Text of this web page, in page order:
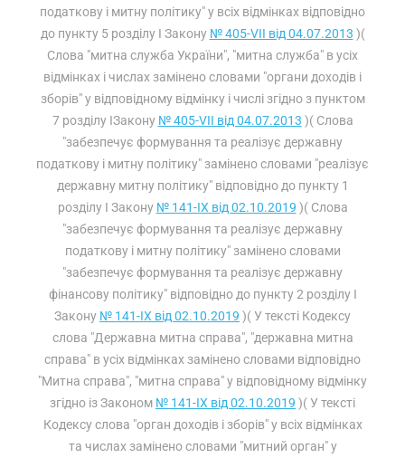
податкову і митну політику" у всіх відмінках відповідно
до пункту 5 розділу I Закону № 405-VII від 04.07.2013 )(
Слова "митна служба України", "митна служба" в усіх
відмінках і числах замінено словами "органи доходів і
зборів" у відповідному відмінку і числі згідно з пунктом
7 розділу IЗакону № 405-VII від 04.07.2013 )( Слова
"забезпечує формування та реалізує державну
податкову і митну політику" замінено словами "реалізує
державну митну політику" відповідно до пункту 1
розділу I Закону № 141-IX від 02.10.2019 )( Слова
"забезпечує формування та реалізує державну
податкову і митну політику" замінено словами
"забезпечує формування та реалізує державну
фінансову політику" відповідно до пункту 2 розділу I
Закону № 141-IX від 02.10.2019 )( У тексті Кодексу
слова "Державна митна справа", "державна митна
справа" в усіх відмінках замінено словами відповідно
"Митна справа", "митна справа" у відповідному відмінку
згідно із Законом № 141-IX від 02.10.2019 )( У тексті
Кодексу слова "орган доходів і зборів" у всіх відмінках
та числах замінено словами "митний орган" у